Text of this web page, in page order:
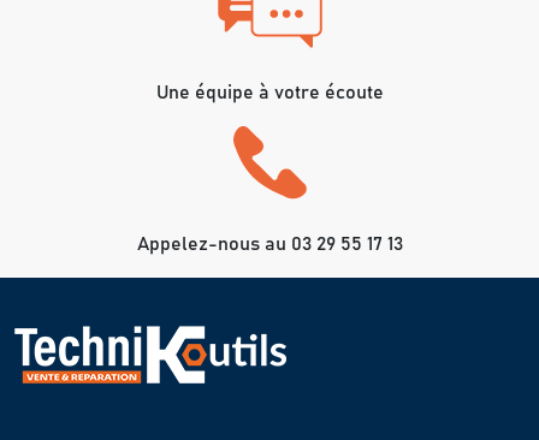
Une équipe à votre écoute
Appelez-nous au 03 29 55 17 13